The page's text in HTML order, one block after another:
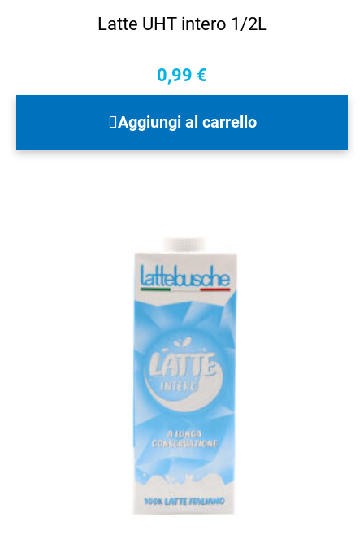
Latte UHT intero 1/2L
0,99 €
Aggiungi al carrello